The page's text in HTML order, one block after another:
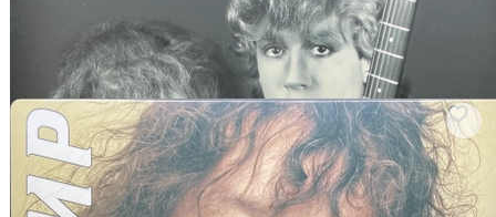
Виниловая пластинка Настоящий материал (информация)
произведен и (или) распространен иностранным...
В корзину
арт. 3534496844
Владимир Кузьмин ‎– Небесное Притяжение (Россия 2023г.)
Виниловая пластинка